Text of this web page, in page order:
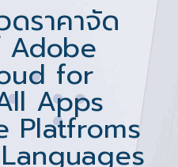
ดราคาจัด
for
Apps
Platfroms